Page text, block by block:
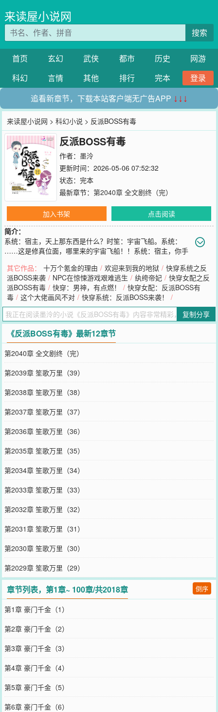
来读屋小说网
搜索
首页 玄幻 武侠 都市 历史
网游
科幻
言情 其他 排行 完本
登录
追看新章节，下载本站客户端无广告APP ↓↓↓
来读屋小说网 >科幻小说 > 反派BOSS有毒
反派BOSS有毒
作者： 墨泠
更新时间：2026-05-06 07:52:32
状态：完本
最新章节： 第2040章 全文剧终（完）
加入书架
点击阅读
简介：
系统：宿主，天上那东西是什么？时笙：宇宙飞船。系统：
……这是修真位面，哪里来的宇宙飞船！！系统：宿主，你手
器！！等等……宿主，你在干什么Σ(°△°|||)︴时笙：拆CPヾ
(^▽^*)))#我的宿主叼炸天，徒手拆CP#
您要是觉得《反派BOSS有毒 》还不错的话请不要忘记向您QQ群和微
博微信里的朋友推荐哦！
其它作品： 十万个氪金的理由 / 欢迎来到我的地狱 / 快穿系统之反
派BOSS来袭 / NPC在惊悚游戏艰难逃生 / 纨绔帝妃 / 快穿女配之反
派BOSS有毒 / 快穿：男神，有点燃！ / 快穿女配：反派BOSS有
毒 / 这个大佬画风不对 / 快穿系统：反派BOSS来袭！
/
复制分享
《反派BOSS有毒》最新12章节
第2040章 全文剧终（完）
第2039章 笙歌万里（39）
第2038章 笙歌万里（38）
第2037章 笙歌万里（37）
第2036章 笙歌万里（36）
第2035章 笙歌万里（35）
第2034章 笙歌万里（34）
第2033章 笙歌万里（33）
第2032章 笙歌万里（32）
第2031章 笙歌万里（31）
第2030章 笙歌万里（30）
第2029章 笙歌万里（29）
章节列表，第1章~ 100章/共2018章 倒序
第1章 豪门千金（1）
第2章 豪门千金（2）
第3章 豪门千金（3）
第4章 豪门千金（4）
第5章 豪门千金（5）
第6章 豪门千金（6）